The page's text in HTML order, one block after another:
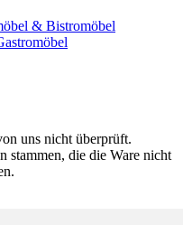
& Bistromöbel
uns nicht überprüft.
stammen, die die Ware nicht